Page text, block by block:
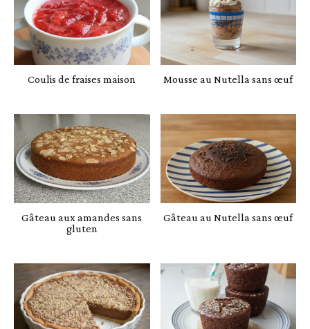
Coulis de fraises maison Mousse au Nutella sans œuf
Gâteau aux amandes sans
gluten
Gâteau au Nutella sans œuf